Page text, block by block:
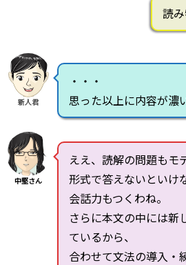
読
新人君
・・・
思った以上に内容が濃
中堅さん
ええ、読解の問題もモ
形式で答えないといけ
会話力もつくわね。
さらに本文の中には新
ているから、
合わせて文法の導入・